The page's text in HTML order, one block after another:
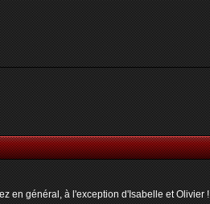
en général, à l'exception d'Isabelle et Olivier !